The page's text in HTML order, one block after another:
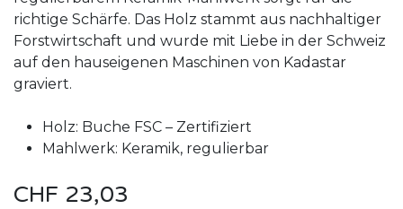
richtige Schärfe. Das Holz stammt aus nachhaltiger
Forstwirtschaft und wurde mit Liebe in der Schweiz
auf den hauseigenen Maschinen von Kadastar
graviert.
Holz: Buche FSC – Zertifiziert
Mahlwerk: Keramik, regulierbar
CHF 23,03